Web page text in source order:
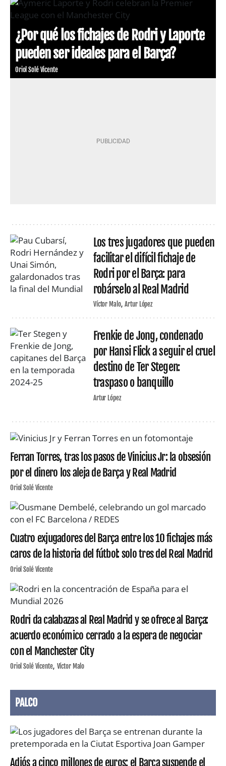
¿Por qué los fichajes de Rodri y Laporte
pueden ser ideales para el Barça?
Oriol Solé Vicente
Los tres jugadores que pueden
facilitar el difícil fichaje de
Rodri por el Barça: para
robárselo al Real Madrid
Víctor Malo Artur López
Frenkie de Jong, condenado
por Hansi Flick a seguir el cruel
destino de Ter Stegen:
traspaso o banquillo
Artur López
Ferran Torres, tras los pasos de Vinicius Jr: la obsesión
por el dinero los aleja de Barça y Real Madrid
Oriol Solé Vicente
Cuatro exjugadores del Barça entre los 10 fichajes más
caros de la historia del fútbol: solo tres del Real Madrid
Oriol Solé Vicente
Rodri da calabazas al Real Madrid y se ofrece al Barça:
acuerdo económico cerrado a la espera de negociar
con el Manchester City
Oriol Solé Vicente Víctor Malo
PALCO
Adiós a cinco millones de euros: el Barça suspende el